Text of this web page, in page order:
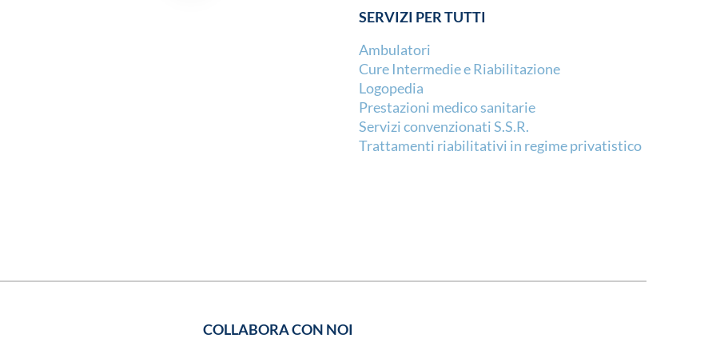
SERVIZI PER TUTTI
Ambulatori
Cure Intermedie e Riabilitazione
Logopedia
Prestazioni medico sanitarie
Servizi convenzionati S.S.R.
Trattamenti riabilitativi in regime privatistico
COLLABORA CON NOI